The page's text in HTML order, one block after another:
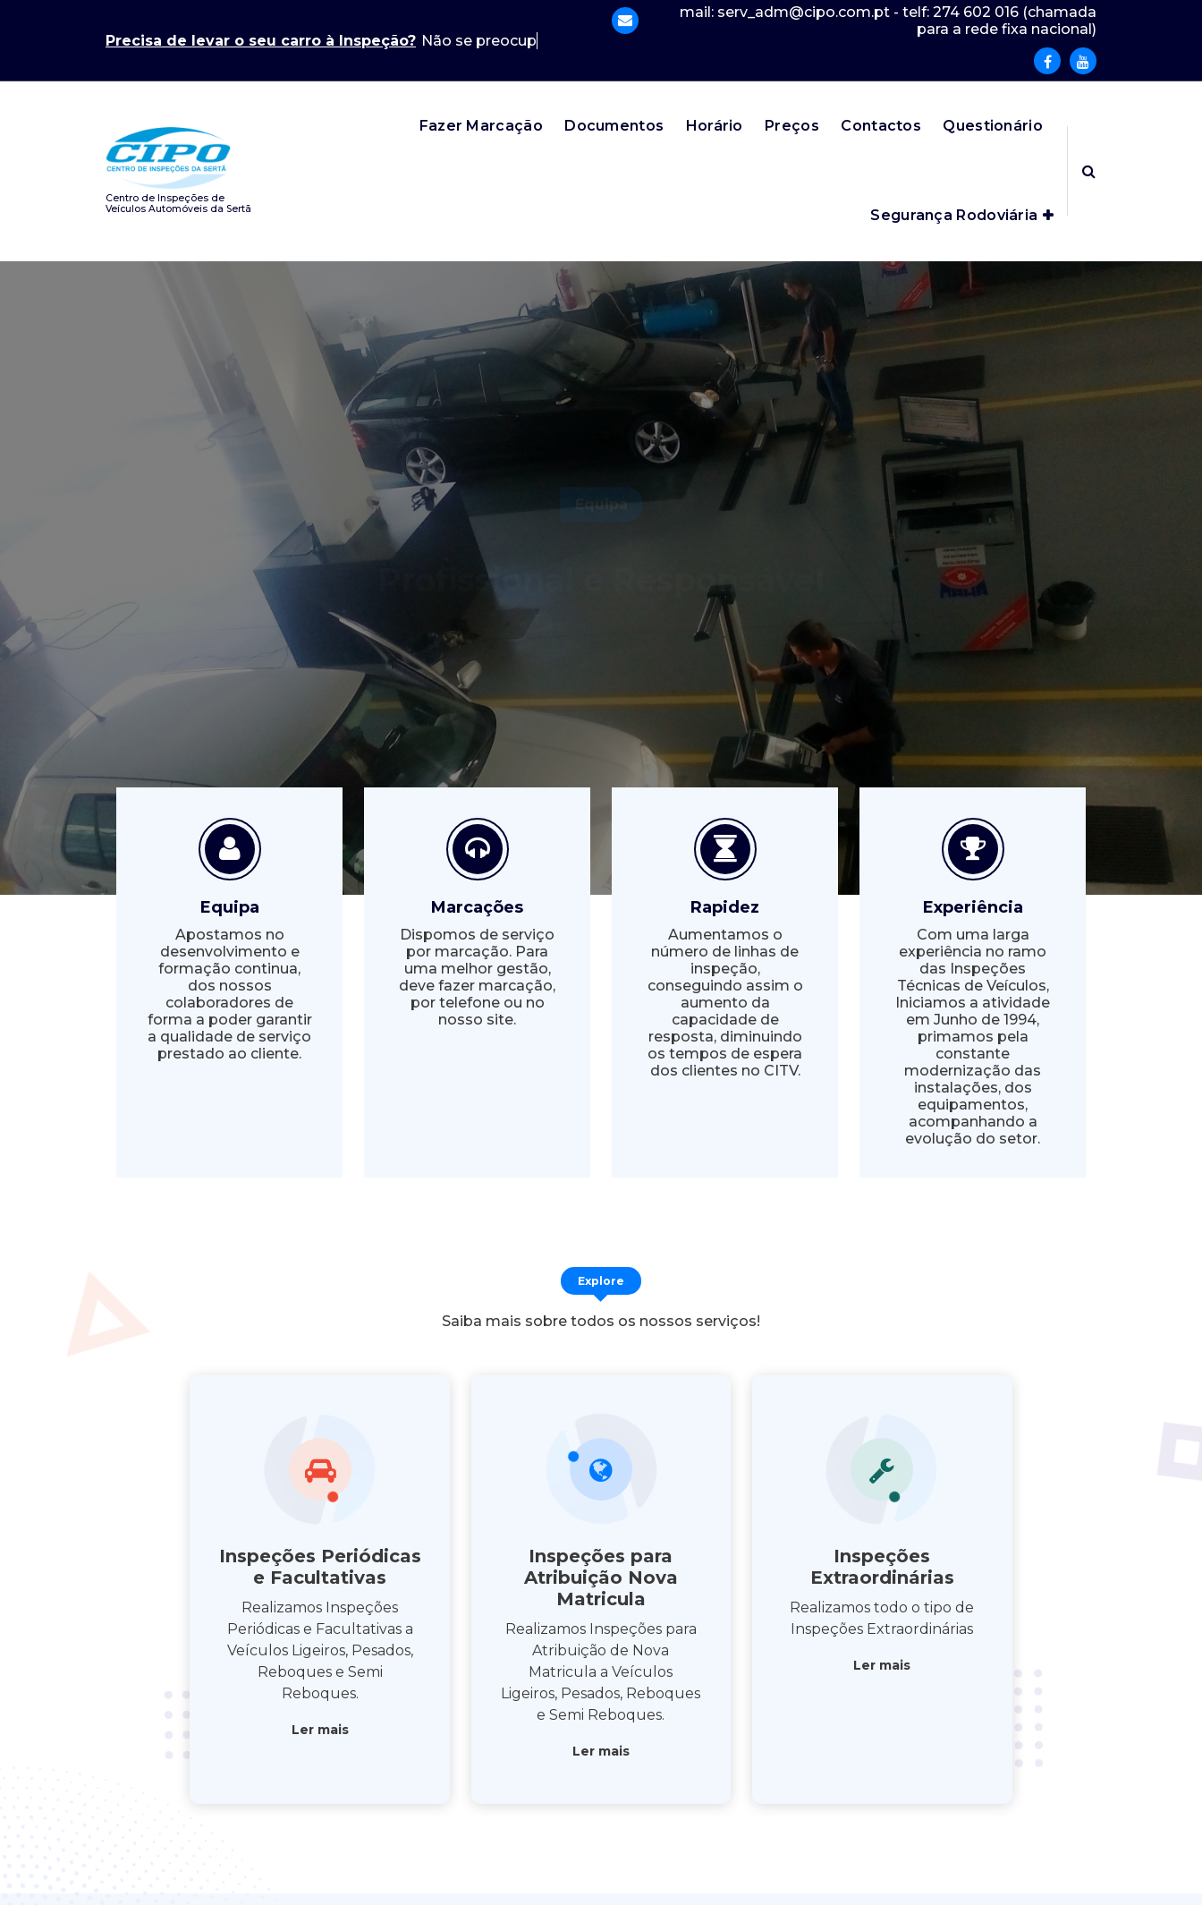
Precisa de levar o seu carro à Inspeção? Lig
mail: serv_adm@cipo.com.pt - telf: 274 602 016 (chamada
para a rede fixa nacional)
Centro de Inspeções de
Veículos Automóveis da Sertã
Fazer Marcação Documentos Horário Preços Contactos Questionário
Segurança Rodoviária
Profissional e Responsável
Permite-nos assegurar um serviço de excelência, merecedor da sua confiança
Equipa
Apostamos no
desenvolvimento e
formação continua,
dos nossos
colaboradores de
forma a poder garantir
a qualidade de serviço
prestado ao cliente.
Marcações
Dispomos de serviço
por marcação. Para
uma melhor gestão,
deve fazer marcação,
por telefone ou no
nosso site.
Rapidez
Aumentamos o
número de linhas de
inspeção,
conseguindo assim o
aumento da
capacidade de
resposta, diminuindo
os tempos de espera
dos clientes no CITV.
Experiência
Com uma larga
experiência no ramo
das Inspeções
Técnicas de Veículos,
Iniciamos a atividade
em Junho de 1994,
primamos pela
constante
modernização das
instalações, dos
equipamentos,
acompanhando a
evolução do setor.
Explore
Saiba mais sobre todos os nossos serviços!
Inspeções Periódicas
e Facultativas
Realizamos Inspeções
Periódicas e Facultativas a
Veículos Ligeiros, Pesados,
Reboques e Semi
Reboques.
Ler mais
Inspeções para
Atribuição Nova
Matricula
Realizamos Inspeções para
Atribuição de Nova
Matricula a Veículos
Ligeiros, Pesados, Reboques
e Semi Reboques.
Ler mais
Inspeções
Extraordinárias
Realizamos todo o tipo de
Inspeções Extraordinárias
Ler mais